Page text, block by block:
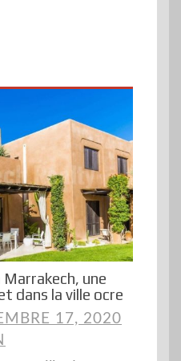
une
dans la ville ocre
17, 2020